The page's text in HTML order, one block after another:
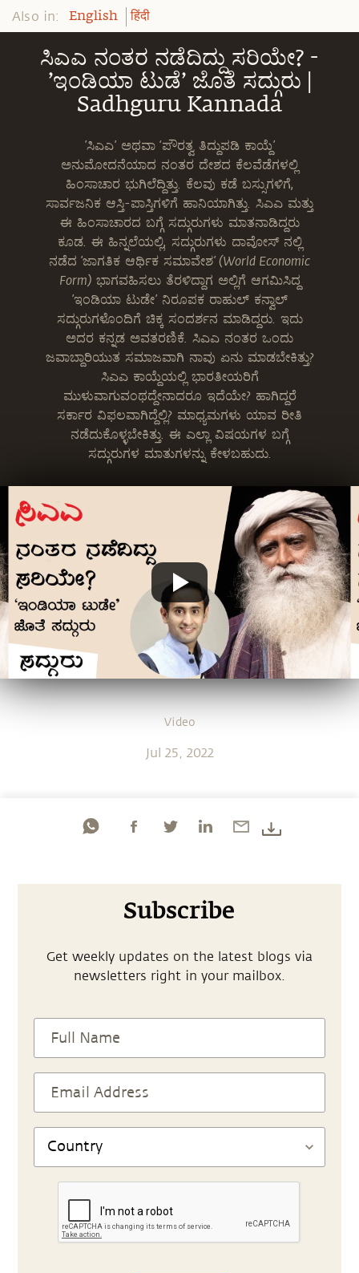
Also in: English हिंदी
ಸಿಎಎ ನಂತರ ನಡೆದಿದ್ದು ಸರಿಯೇ? -
’ಇಂಡಿಯಾ ಟುಡೆ’ ಜೊತೆ ಸದ್ಗುರು |
Sadhguru Kannada
’ಸಿಎಎ’ ಅಥವಾ ‘ಪೌರತ್ವ ತಿದ್ದುಪಡಿ ಕಾಯ್ದೆ’
ಅನುಮೋದನೆಯಾದ ನಂತರ ದೇಶದ ಕೆಲವೆಡೆಗಳಲ್ಲಿ
ಹಿಂಸಾಚಾರ ಭುಗಿಲೆದ್ದಿತ್ತು. ಕೆಲವು ಕಡೆ ಬಸ್ಸುಗಳಿಗೆ,
ಸಾರ್ವಜನಿಕ ಆಸ್ತಿ-ಪಾಸ್ತಿಗಳಿಗೆ ಹಾನಿಯಾಗಿತ್ತು. ಸಿಎಎ ಮತ್ತು
ಈ ಹಿಂಸಾಚಾರದ ಬಗ್ಗೆ ಸದ್ಗುರುಗಳು ಮಾತನಾಡಿದ್ದರು
ಕೂಡ. ಈ ಹಿನ್ನಲೆಯಲ್ಲಿ, ಸದ್ಗುರುಗಳು ದಾವೋಸ್ ನಲ್ಲಿ
ನಡೆದ ’ಜಾಗತಿಕ ಆರ್ಥಿಕ ಸಮಾವೇಶ’ (World Economic
Form) ಭಾಗವಹಿಸಲು ತೆರಳಿದ್ದಾಗ ಅಲ್ಲಿಗೆ ಆಗಮಿಸಿದ್ದ
’ಇಂಡಿಯಾ ಟುಡೇ’ ನಿರೂಪಕ ರಾಹುಲ್ ಕನ್ವಾಲ್
ಸದ್ಗುರುಗಳೊಂದಿಗೆ ಚಿಕ್ಕ ಸಂದರ್ಶನ ಮಾಡಿದ್ದರು. ಇದು
ಅದರ ಕನ್ನಡ ಅವತರಣಿಕೆ. ಸಿಎಎ ನಂತರ ಒಂದು
ಜವಾಬ್ದಾರಿಯುತ ಸಮಾಜವಾಗಿ ನಾವು ಏನು ಮಾಡಬೇಕಿತ್ತು?
ಸಿಎಎ ಕಾಯ್ದೆಯಲ್ಲಿ ಭಾರತೀಯರಿಗೆ
ಮುಳುವಾಗುವಂಥದ್ದೇನಾದರೂ ಇದೆಯೇ? ಹಾಗಿದ್ದರೆ
ಸರ್ಕಾರ ವಿಫಲವಾಗಿದ್ದೆಲ್ಲಿ? ಮಾಧ್ಯಮಗಳು ಯಾವ ರೀತಿ
ನಡೆದುಕೊಳ್ಳಬೇಕಿತ್ತು. ಈ ಎಲ್ಲಾ ವಿಷಯಗಳ ಬಗ್ಗೆ
ಸದ್ಗುರುಗಳ ಮಾತುಗಳನ್ನು ಕೇಳಬಹುದು.
Video
Jul 25, 2022
Subscribe
Get weekly updates on the latest blogs via
newsletters right in your mailbox.